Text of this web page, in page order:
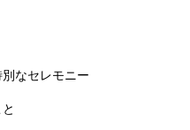
別なセレモニー